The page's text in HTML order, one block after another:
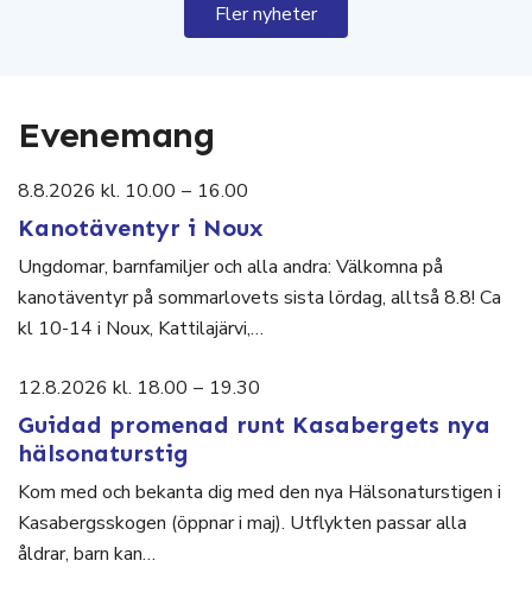
Fler nyheter
Evenemang
8.8.2026 kl. 10.00 – 16.00
Kanotäventyr i Noux
Ungdomar, barnfamiljer och alla andra: Välkomna på
kanotäventyr på sommarlovets sista lördag, alltså 8.8! Ca
kl 10-14 i Noux, Kattilajärvi,…
12.8.2026 kl. 18.00 – 19.30
Guidad promenad runt Kasabergets nya
hälsonaturstig
Kom med och bekanta dig med den nya Hälsonaturstigen i
Kasabergsskogen (öppnar i maj). Utflykten passar alla
åldrar, barn kan…